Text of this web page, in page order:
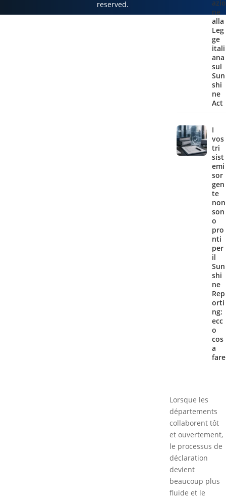
azio
ne
alla
Leg
ge
itali
ana
sul
Sun
shi
ne
Act
I
vos
tri
sist
emi
sor
gen
te
non
son
o
pro
nti
per
il
Sun
shi
ne
Rep
orti
ng:
ecc
o
cos
a
fare
Lorsque les
départements
collaborent tôt
et ouvertement,
le processus de
déclaration
devient
beaucoup plus
fluide et le
reserved.